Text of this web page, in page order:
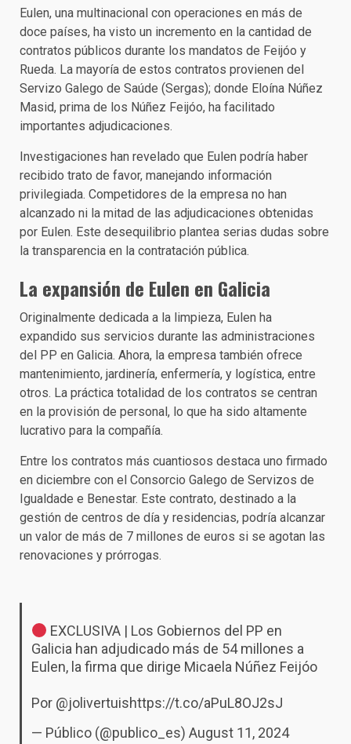
Eulen, una multinacional con operaciones en más de
doce países, ha visto un incremento en la cantidad de
contratos públicos durante los mandatos de Feijóo y
Rueda. La mayoría de estos contratos provienen del
Servizo Galego de Saúde (Sergas); donde Eloína Núñez
Masid, prima de los Núñez Feijóo, ha facilitado
importantes adjudicaciones.
Investigaciones han revelado que Eulen podría haber
recibido trato de favor, manejando información
privilegiada. Competidores de la empresa no han
alcanzado ni la mitad de las adjudicaciones obtenidas
por Eulen. Este desequilibrio plantea serias dudas sobre
la transparencia en la contratación pública.
La expansión de Eulen en Galicia
Originalmente dedicada a la limpieza, Eulen ha
expandido sus servicios durante las administraciones
del PP en Galicia. Ahora, la empresa también ofrece
mantenimiento, jardinería, enfermería, y logística, entre
otros. La práctica totalidad de los contratos se centran
en la provisión de personal, lo que ha sido altamente
lucrativo para la compañía.
Entre los contratos más cuantiosos destaca uno firmado
en diciembre con el Consorcio Galego de Servizos de
Igualdade e Benestar. Este contrato, destinado a la
gestión de centros de día y residencias, podría alcanzar
un valor de más de 7 millones de euros si se agotan las
renovaciones y prórrogas.
EXCLUSIVA | Los Gobiernos del PP en
Galicia han adjudicado más de 54 millones a
Eulen, la firma que dirige Micaela Núñez Feijóo
Por @jolivertuishttps://t.co/aPuL8OJ2sJ
— Público (@publico_es) August 11, 2024